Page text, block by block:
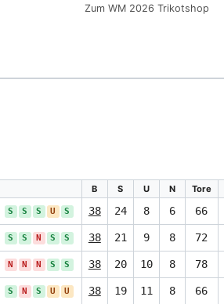
Zum WM 2026 Trikotshop
B S U N Tore
S S S U S 38 24 8 6 66
S S N S S 38 21 9 8 72
N N N S S 38 20 10 8 78
S N S U U 38 19 11 8 66